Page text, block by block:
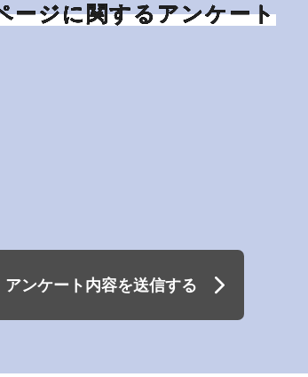
ージに関するアンケート
アンケート内容を送信する